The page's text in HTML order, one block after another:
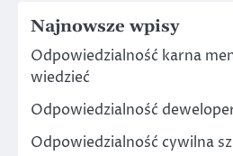
Najnowsze wpisy
Odpowiedzialność karna
wiedzieć
Odpowiedzialność
Odpowiedzialność cywilna